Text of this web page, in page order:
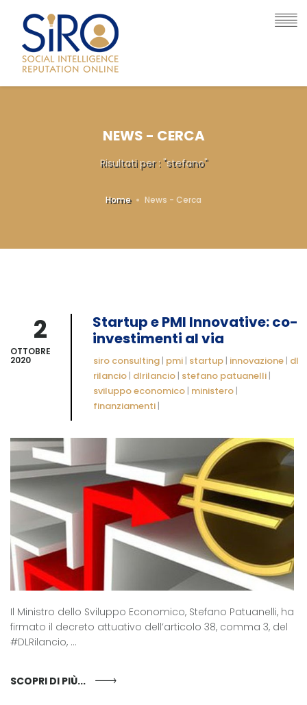
NEWS - CERCA
Risultati per : "stefano"
Home News - Cerca
2
OTTOBRE
2020
Startup e PMI Innovative: co-
investimenti al via
siro consulting | pmi | startup | innovazione | dl
rilancio | dlrilancio | stefano patuanelli |
sviluppo economico | ministero |
finanziamenti |
Il Ministro dello Sviluppo Economico, Stefano Patuanelli, ha
firmato il decreto attuativo dell’articolo 38, comma 3, del
#DLRilancio, ...
SCOPRI DI PIÙ...